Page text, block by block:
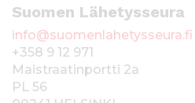
Suomen Lähetysseura
info@suomenlahetysseura.fi
+358 9 12 971
Maistraatinportti 2a
PL 56